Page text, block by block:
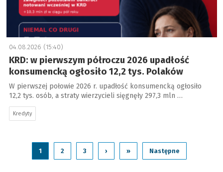
04.08.2026 (15:40)
KRD: w pierwszym półroczu 2026 upadłość
konsumencką ogłosiło 12,2 tys. Polaków
W pierwszej połowie 2026 r. upadłość konsumencką ogłosiło
12,2 tys. osób, a straty wierzycieli sięgnęły 297,3 mln …
Kredyty
1 2 3 › » Następne